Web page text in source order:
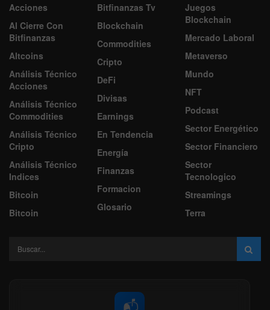
Acciones
Al Cierre Con
Bitfinanzas
Altcoins
Análisis Técnico
Acciones
Análisis Técnico
Commodities
Análisis Técnico
Cripto
Análisis Técnico
Indices
Bitcoin
Bitcoin
Bitfinanzas Tv
Blockchain
Commodities
Cripto
DeFi
Divisas
Earnings
En Tendencia
Energía
Finanzas
Formacion
Glosario
Juegos
Blockchain
Mercado Laboral
Metaverso
Mundo
NFT
Podcast
Sector Energético
Sector Financiero
Sector
Tecnologico
Streamings
Terra